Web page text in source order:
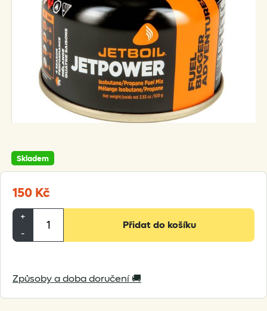
150 Kč
Skladem
+
-
Jetpower
100
g
Přidat do košíku
Způsoby a doba doručení 🚚